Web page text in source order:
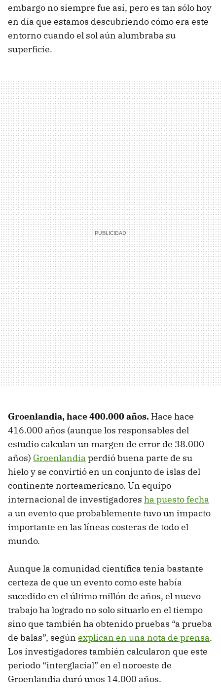
embargo no siempre fue así, pero es tan sólo hoy
en día que estamos descubriendo cómo era este
entorno cuando el sol aún alumbraba su
superficie.
Groenlandia, hace 400.000 años. Hace hace
416.000 años (aunque los responsables del
estudio calculan un margen de error de 38.000
años) Groenlandia perdió buena parte de su
hielo y se convirtió en un conjunto de islas del
continente norteamericano. Un equipo
internacional de investigadores ha puesto fecha
a un evento que probablemente tuvo un impacto
importante en las líneas costeras de todo el
mundo.
Aunque la comunidad científica tenía bastante
certeza de que un evento como este había
sucedido en el último millón de años, el nuevo
trabajo ha logrado no solo situarlo en el tiempo
sino que también ha obtenido pruebas “a prueba
de balas”, según explican en una nota de prensa.
Los investigadores también calcularon que este
periodo “interglacial” en el noroeste de
Groenlandia duró unos 14.000 años.